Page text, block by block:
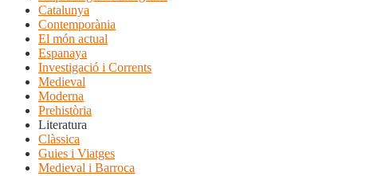
Catalunya
Contemporània
El món actual
Espanaya
Investigació i Corrents
Medieval
Moderna
Prehistòria
Literatura
Clàssica
Guies i Viatges
Medieval i Barroca